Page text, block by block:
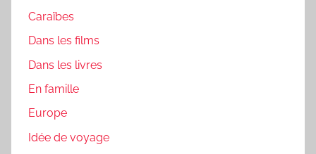
Caraïbes
Dans les films
Dans les livres
En famille
Europe
Idée de voyage